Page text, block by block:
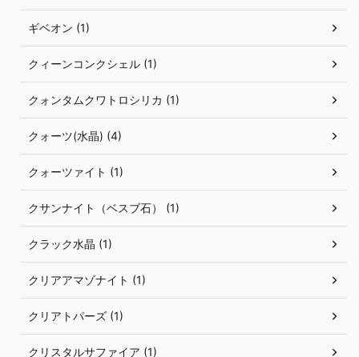
ギベオン (1)
クィーンコンクシェル (1)
クォンタムクワトロシリカ (1)
クォーツ(水晶) (4)
クォーツァイト (1)
クサンナイト（ベスブ石） (1)
クラック水晶 (1)
クリアアマゾナイト (1)
クリアトパーズ (1)
クリスタルサファイア (1)